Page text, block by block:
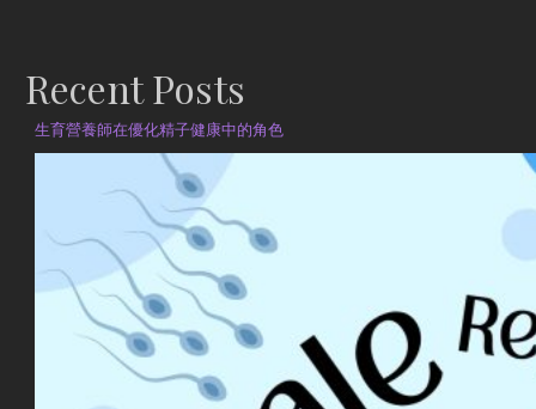
Recent Posts
生育營養師在優化精子健康中的角色